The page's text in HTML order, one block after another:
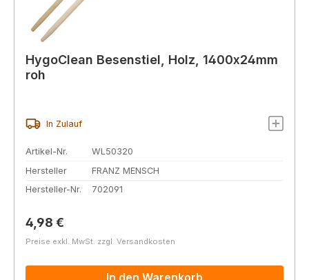
HygoClean Besenstiel, Holz, 1400x24mm
roh
In Zulauf
Artikel-Nr.
WL50320
Hersteller
FRANZ MENSCH
Hersteller-Nr.
702091
Regulärer Preis:
4,98 €
Preise exkl. MwSt. zzgl. Versandkosten
In den Warenkorb